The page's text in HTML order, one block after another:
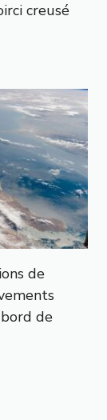
creusé
de
de